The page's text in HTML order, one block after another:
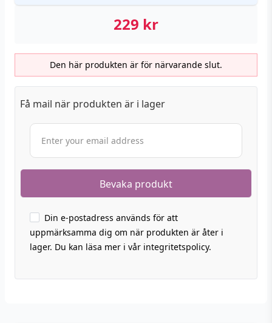
229 kr
Den här produkten är för närvarande slut.
Få mail när produkten är i lager
Din e-postadress används för att
uppmärksamma dig om när produkten är åter i
lager. Du kan läsa mer i vår integritetspolicy.